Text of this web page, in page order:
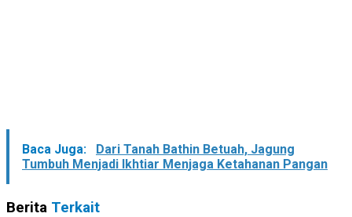
Baca Juga:
Dari Tanah Bathin Betuah, Jagung
Tumbuh Menjadi Ikhtiar Menjaga Ketahanan Pangan
Berita Terkait